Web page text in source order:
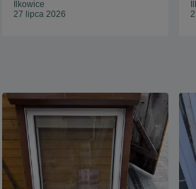
Ilkowice
27 lipca 2026